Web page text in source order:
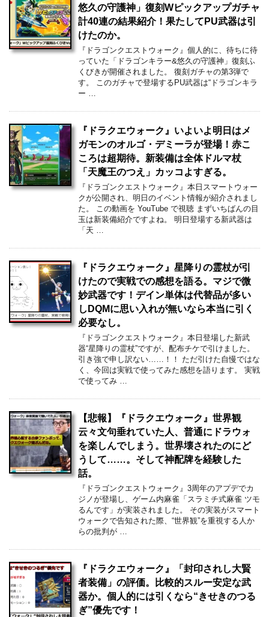
悠久の守護神」復刻Wピックアップガチャ
計40連の結果紹介！果たしてPU武器は引
けたのか。
『ドラゴンクエストウォーク』個人的に、待ちに待
っていた「ドラゴンキラー&悠久の守護神」復刻ふ
くびきが開催されました。 復刻ガチャの第3弾で
す。 このガチャで登場するPU武器は“ドラゴンキラ
ー …
『ドラクエウォーク』いよいよ明日はメ
ガモンのオルゴ・デミーラが登場！赤こ
ころは超期待。新装備は全体ドルマ杖
「天魔王のつえ」カッコよすぎる。
『ドラゴンクエストウォーク』本日スマートウォー
クが公開され、明日のイベント情報が紹介されまし
た。 この動画を YouTube で視聴 まずいちばんの目
玉は新装備紹介ですよね。 明日登場する新武器は
「天 …
『ドラクエウォーク』星降りの霊杖が引
けたので実戦での感想を語る。マジで微
妙武器です！デイン単体は代替品が多い
しDQMに思い入れが無いなら本当に引く
必要なし。
『ドラゴンクエストウォーク』本日登場した新武
器“星降りの霊杖”ですが、配布チケで引けました。
引き強で申し訳ない……！！ ただ引けた自慢ではな
く、今回は実戦で使ってみた感想を語ります。 実戦
で使ってみ …
【悲報】『ドラクエウォーク』世界観
云々文句垂れていた人、普通にドラウォ
を楽しんでしまう。世界壊されたのにど
うして……。そして神配牌を経験した
話。
『ドラゴンクエストウォーク』3周年のアプデでカ
ジノが登場し、ゲーム内麻雀「スラミチ式麻雀 ツモ
るんです」が実装されました。 その実装がスマート
ウォークで告知された際、“世界観”を重視する人か
らの批判が …
『ドラクエウォーク』「封印されし大賢
者装備」の評価。比較的スルー安定な武
器か。個人的には引くなら“きせきのつる
ぎ”優先です！